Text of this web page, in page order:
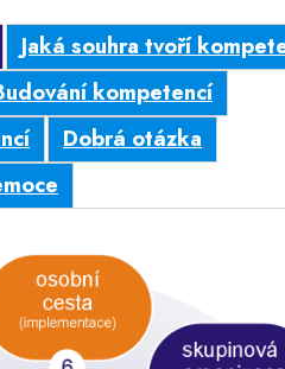
Jaká souhra tvoří
kompetencí
Dobrá otázka